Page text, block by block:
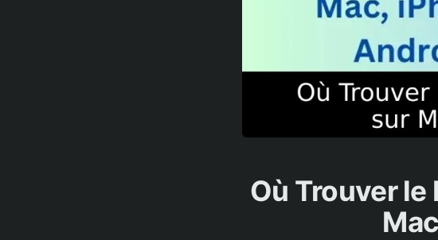
Où Trouver